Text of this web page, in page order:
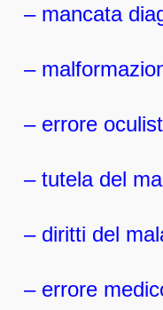
– mancata
–
– errore
– tutela del
– diritti del
– errore